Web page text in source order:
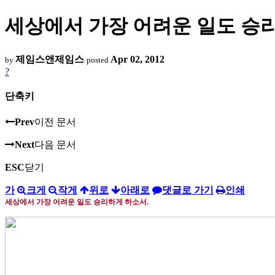
세상에서 가장 어려운 일도 승
by 제임스앤제임스 posted Apr 02, 2012
?
단축키
Prev이전 문서
Next다음 문서
ESC닫기
가 크게 작게 위로 아래로 댓글로 가기 인쇄
세상에서 가장 어려운 일도 승리하게 하소서.